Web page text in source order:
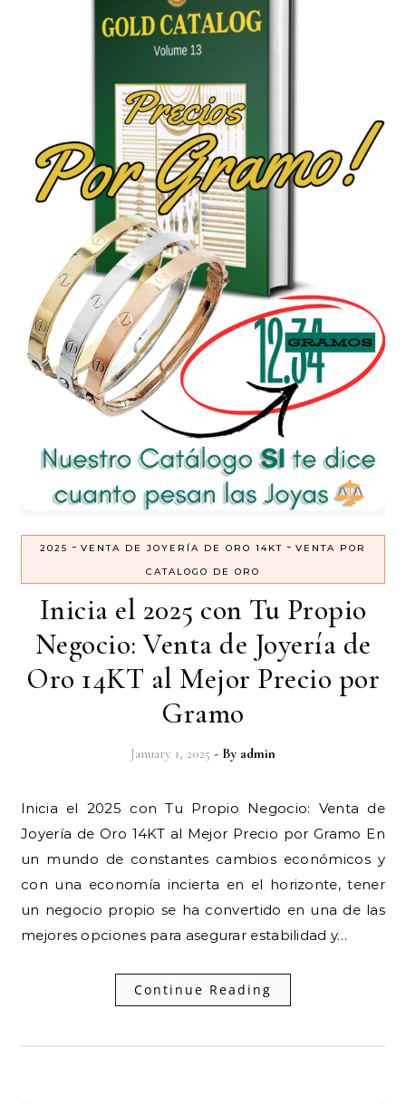
2025 - VENTA DE JOYERÍA DE ORO 14KT - VENTA POR
CATALOGO DE ORO
Inicia el 2025 con Tu Propio
Negocio: Venta de Joyería de
Oro 14KT al Mejor Precio por
Gramo
January 1, 2025 - By admin
Inicia el 2025 con Tu Propio Negocio: Venta de
Joyería de Oro 14KT al Mejor Precio por Gramo En
un mundo de constantes cambios económicos y
con una economía incierta en el horizonte, tener
un negocio propio se ha convertido en una de las
mejores opciones para asegurar estabilidad y…
Continue Reading